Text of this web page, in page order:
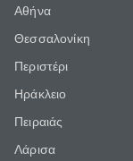
Αθήνα
Θεσσαλονίκη
Περιστέρι
Ηράκλειο
Πειραιάς
Λάρισα